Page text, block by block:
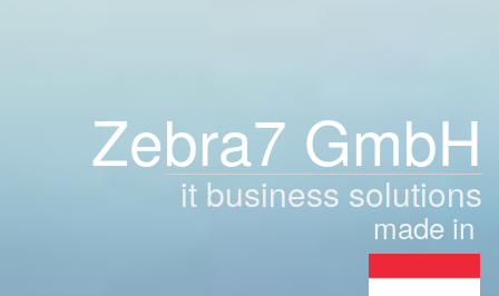
Zebra7 GmbH
it business solutions
made in